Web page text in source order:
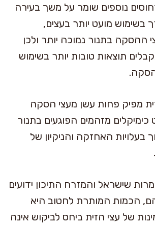
נוספים שומר על משך בעירה
בשימוש מועט יותר בעצים,
ההסקה בתנור נמוכה יותר ולכן
תוצאות טובות יותר בשימוש
הסקה.
מפיק פחות עשן מעצי הסקה
כימיקלים מזהמים הפוגעים בתנור
בעלויות האחזקה והניקיון של
שישראל והמזרח התיכון ידועים
הכמות המותרת לחטוב היא
של עצי הזית ביחס לביקוש אינה